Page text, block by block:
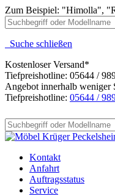
Zum Beispiel: "Himolla",
Suche schließen
Kostenloser Versand*
Tiefpreishotline: 05644 /
Angebot innerhalb weniger
Tiefpreishotline: 05644 /
Kontakt
Anfahrt
Auftragsstatus
Service